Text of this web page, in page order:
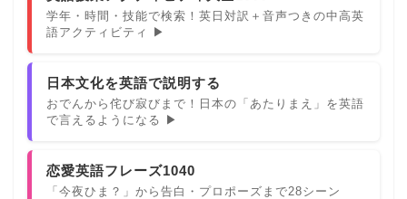
学年・時間・技能で検索！英日対訳＋音声つきの中高英
語アクティビティ ▶
日本文化を英語で説明する
おでんから侘び寂びまで！日本の「あたりまえ」を英語
で言えるようになる ▶
恋愛英語フレーズ1040
「今夜ひま？」から告白・プロポーズまで28シーン